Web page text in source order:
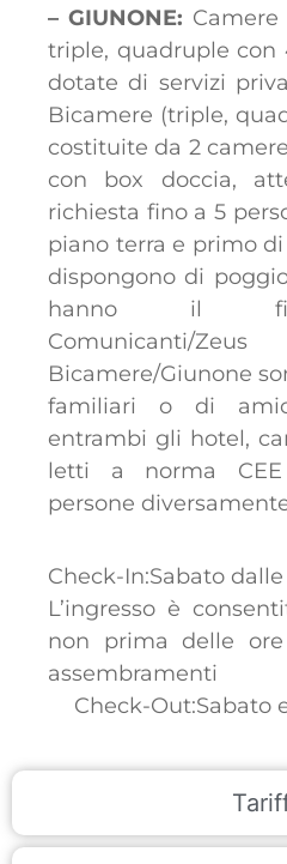
– GIUNONE: Camere
triple, quadruple con
dotate di servizi
Bicamere (triple,
costituite da 2
con box doccia,
richiesta fino a 5
piano terra e primo
dispongono di
hanno il
Bicamere/Giunone
familiari o di
entrambi gli hotel,
letti a norma
persone
Check-In:Sabato dalle
L’ingresso è
non prima delle
assembramenti
Check-Out:Sabato